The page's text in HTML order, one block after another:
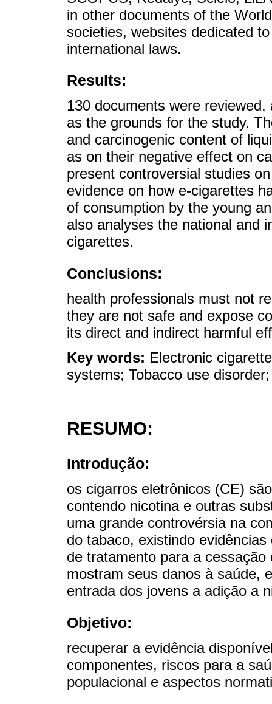
in other documents of the
societies, websites dedicated
international laws.
Results:
130 documents were
as the grounds for the study.
and carcinogenic content of
as on their negative effect on
present controversial studies
evidence on how e-cigarettes
of consumption by the young
also analyses the national and
cigarettes.
Conclusions:
health professionals must not
they are not safe and expose
its direct and indirect harmful
Key words: Electronic
systems; Tobacco use
RESUMO:
Introdução:
os cigarros eletrônicos (CE)
contendo nicotina e outras
uma grande controvérsia na
do tabaco, existindo
de tratamento para a
mostram seus danos à saúde,
entrada dos jovens a adição a
Objetivo:
recuperar a evidência
componentes, riscos para a
populacional e aspectos